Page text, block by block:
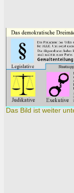
Das Bild ist weiter